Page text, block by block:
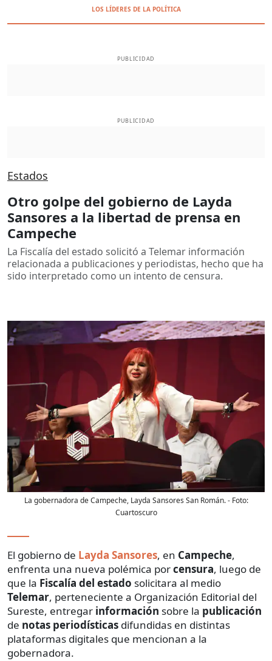
LOS LÍDERES DE LA POLÍTICA
PUBLICIDAD
PUBLICIDAD
Estados
Otro golpe del gobierno de Layda
Sansores a la libertad de prensa en
Campeche
La Fiscalía del estado solicitó a Telemar información
relacionada a publicaciones y periodistas, hecho que ha
sido interpretado como un intento de censura.
La gobernadora de Campeche, Layda Sansores San Román.- Foto:
Cuartoscuro
El gobierno de Layda Sansores, en Campeche,
enfrenta una nueva polémica porcensura, luego de
que la Fiscalía del estado solicitara al medio
Telemar, perteneciente a Organización Editorial del
Sureste, entregar información sobre la publicación
de notas periodísticas difundidas en distintas
plataformas digitales que mencionan a la
gobernadora.